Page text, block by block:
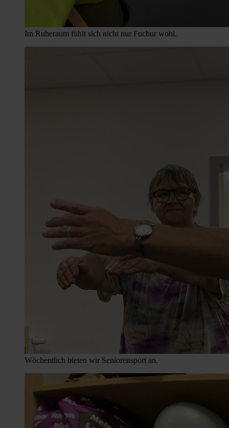
Im Ruheraum fühlt sich nicht nur Fuchur wohl.
Wöchentlich bieten wir Seniorensport an.